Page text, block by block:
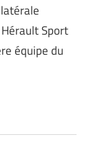
Sport
équipe du